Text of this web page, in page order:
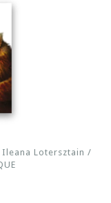
Ileana Lotersztain /